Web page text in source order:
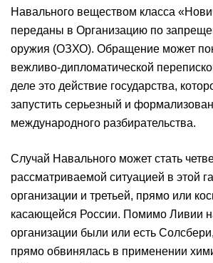
Навального веществом класса
переданы в Организацию по
оружия (ОЗХО). Обращение может
вежливо-дипломатической
деле это действие государства,
запустить серьезный и
международного разбирательства.
Случай Навального может стать
рассматриваемой ситуацией в этой
организации и третьей, прямо или
касающейся России. Помимо Ливии
организации были или есть
прямо обвинялась в применении